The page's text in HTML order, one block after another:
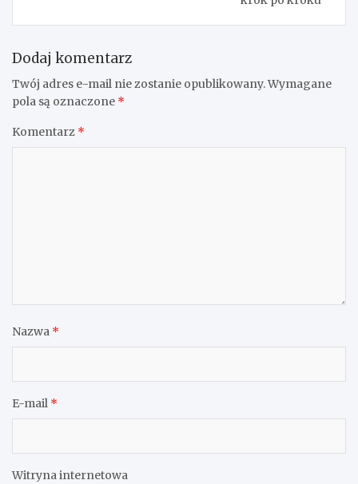
Dodaj komentarz
Twój adres e-mail nie zostanie opublikowany.Wymagane
pola są oznaczone *
Komentarz *
Nazwa *
E-mail *
Witryna internetowa